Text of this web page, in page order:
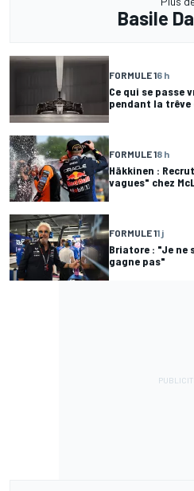
Basile
FORMULE 16 h
Ce qui se passe
pendant la
FORMULE 18 h
Häkkinen :
vagues" chez
FORMULE 11 j
Briatore : "Je ne
gagne pas"